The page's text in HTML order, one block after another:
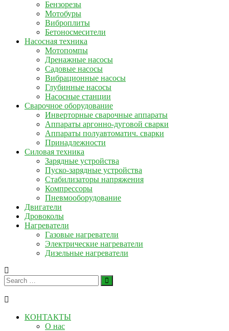
Бензорезы
Мотобуры
Виброплиты
Бетоносмесители
Насосная техника
Мотопомпы
Дренажные насосы
Садовые насосы
Вибрационные насосы
Глубинные насосы
Насосные станции
Сварочное оборудование
Инверторные сварочные аппараты
Аппараты аргонно-дуговой сварки
Аппараты полуавтоматич. сварки
Принадлежности
Силовая техника
Зарядные устройства
Пуско-зарядные устройства
Стабилизаторы напряжения
Компрессоры
Пневмооборудование
Двигатели
Дровоколы
Нагреватели
Газовые нагреватели
Электрические нагреватели
Дизельные нагреватели
КОНТАКТЫ
О нас